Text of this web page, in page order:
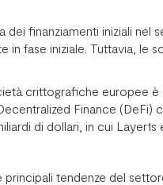
finanziamenti iniziali
fase iniziale. Tuttavia, le
crittografiche europee
Finance
di dollari, in cui
tendenze del